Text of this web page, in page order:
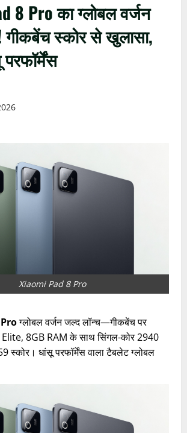
8 Pro का ग्लोबल वर्जन
गीकबेंच स्कोर से खुलासा,
Xiaomi Pad 8 Pro
ग्लोबल वर्जन जल्द लॉन्च—गीकबेंच पर
8GB RAM के साथ सिंगल-कोर 2940
स्कोर। धांसू परफॉर्मेंस वाला टैबलेट ग्लोबल